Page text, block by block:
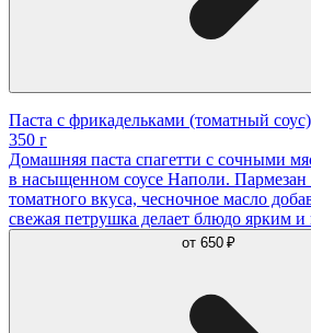
Паста с фрикадельками (томатный соус)
350 г
Домашняя паста спагетти с сочными
в насыщенном соусе Наполи. Пармезан
томатного вкуса, чесночное масло
свежая петрушка делает блюдо ярким
от 650 ₽